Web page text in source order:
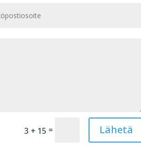
3 + 15 = Lähetä